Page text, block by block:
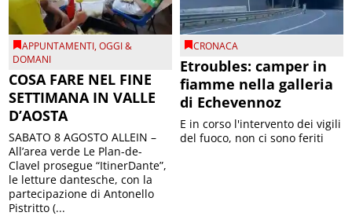
APPUNTAMENTI,OGGI &
DOMANI
COSA FARE NEL FINE
SETTIMANA IN VALLE
D’AOSTA
SABATO 8 AGOSTO ALLEIN –
All’area verde Le Plan-de-
Clavel prosegue “ItinerDante”,
le letture dantesche, con la
partecipazione di Antonello
Pistritto (...
CRONACA
Etroubles: camper in
fiamme nella galleria
di Echevennoz
E in corso l'intervento dei vigili
del fuoco, non ci sono feriti